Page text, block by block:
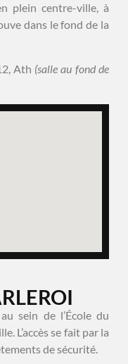
plein centre-ville, à
dans le fond de la
Ath (salle au fond de
sein de l’École du
L’accès se fait par la
de sécurité.